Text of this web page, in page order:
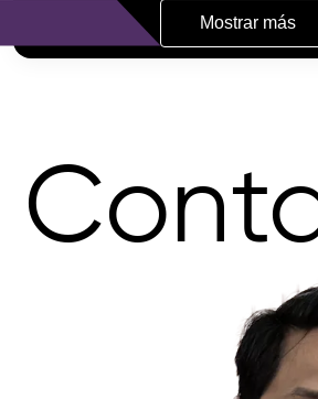
Mostrar más